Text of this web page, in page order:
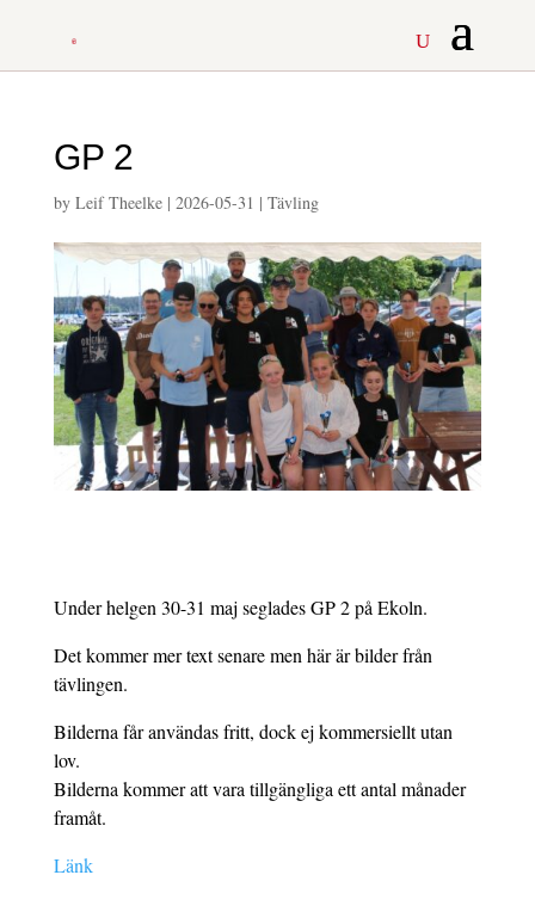
GP 2
by Leif Theelke| 2026-05-31 | Tävling
Under helgen 30-31 maj seglades GP 2 på Ekoln.
Det kommer mer text senare men här är bilder från
tävlingen.
Bilderna får användas fritt, dock ej kommersiellt utan
lov.
Bilderna kommer att vara tillgängliga ett antal månader
framåt.
Länk